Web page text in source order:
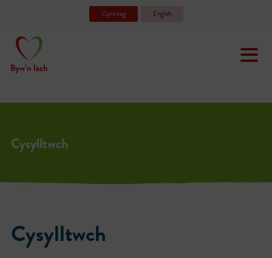
Cymraeg English
Cysylltwch
Cysylltwch